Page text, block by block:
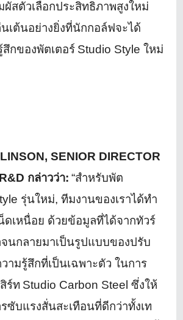
ผัสตัวเลือกประสิทธิภาพสูงใหม่
เต้นอย่างยิ่งที่นักกอล์ฟจะได้
สึกของพัตเตอร์ Studio Styleใหม่
SENIOR DIRECTOR
กล่าวว่า: “สำหรับพัต
รุ่นใหม่,ทีมงานของเราได้ทำ
ดเหนื่อย ด้วยข้อมูลที่ได้จากทัวร์
นกลายมาเป็นรูปแบบของปรับ
ามรู้สึกที่เป็นเฉพาะตัว ในการ
ร์ท Studio Carbon Steelซึ่งให้
ซับแรงสั่นสะเทือนที่ดีกว่าทั้งเท